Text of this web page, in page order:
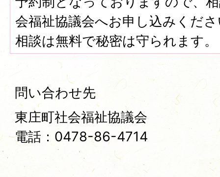
会福祉協議会へお申し込みくだ
相談は無料で秘密は守られます。
問い合わせ先
東庄町社会福祉協議会
電話：0478-86-4714